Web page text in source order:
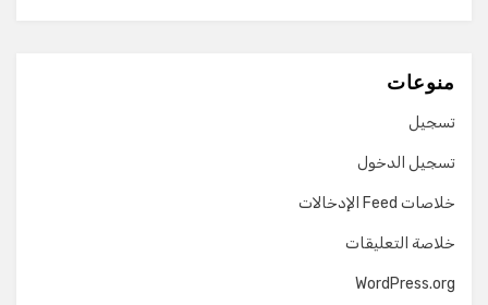
منوعات
تسجيل
تسجيل الدخول
خلاصات Feed الإدخالات
خلاصة التعليقات
WordPress.org